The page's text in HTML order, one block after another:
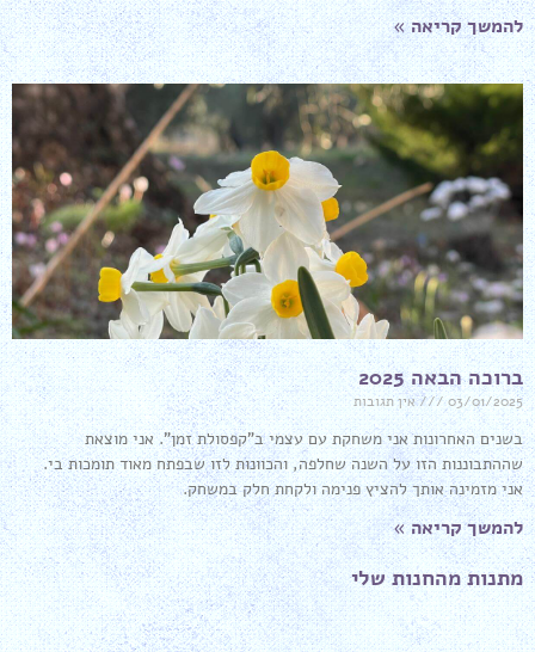
להמשך קריאה »
ברוכה הבאה 2025
03/01/2025 אין תגובות
בשנים האחרונות אני משחקת עם עצמי ב"קפסולת זמן". אני מוצאת
שההתבוננות הזו על השנה שחלפה, והכוונות לזו שבפתח מאוד תומכות בי.
אני מזמינה אותך להציץ פנימה ולקחת חלק במשחק.
להמשך קריאה »
מתנות מהחנות שלי